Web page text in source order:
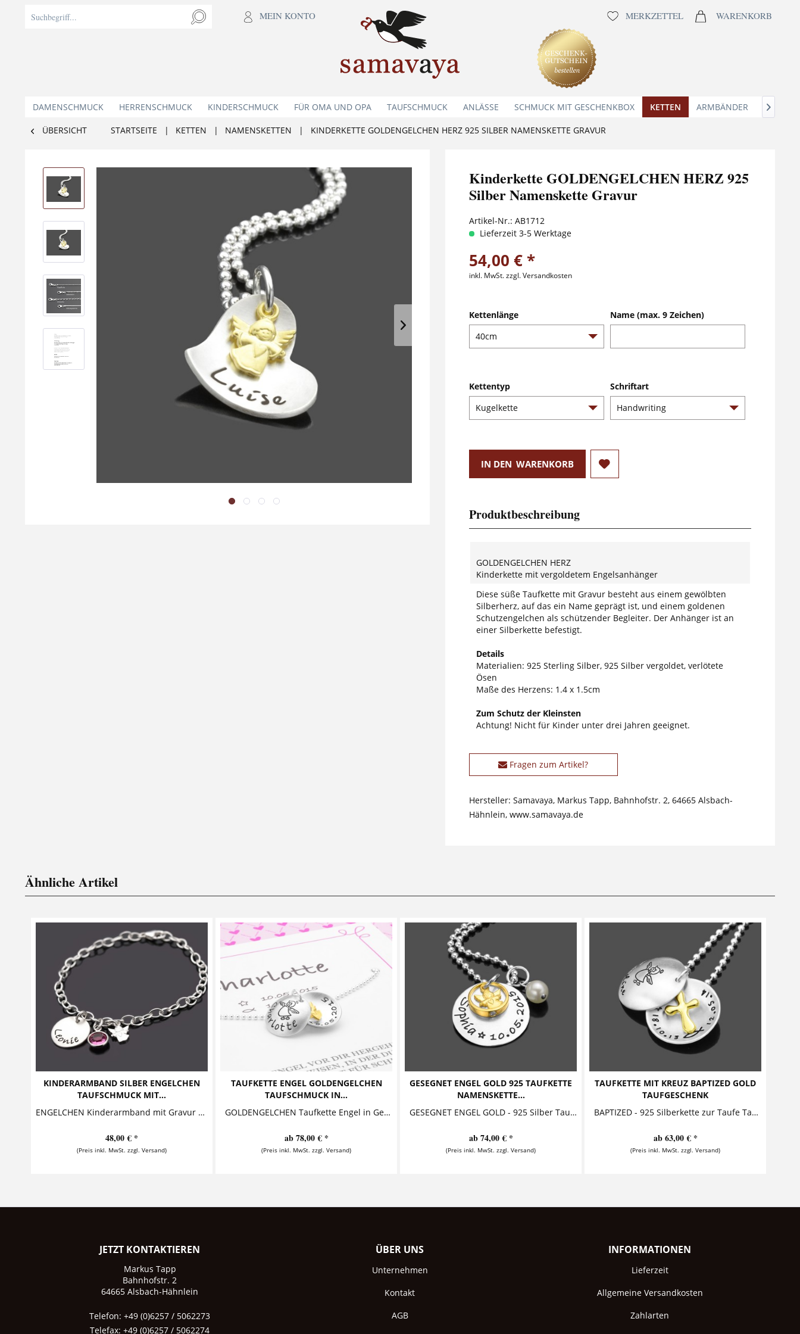
MEIN KONTO MERKZETTEL WARENKORB
DAMENSCHMUCK HERRENSCHMUCK KINDERSCHMUCK FÜR OMA UND OPA TAUFSCHMUCK ANLÄSSE SCHMUCK MIT GESCHENKBOX KETTEN ARMBÄNDER 
ÜBERSICHT STARTSEITE | KETTEN | NAMENSKETTEN | KINDERKETTE GOLDENGELCHEN HERZ 925 SILBER NAMENSKETTE GRAVUR
Kinderkette GOLDENGELCHEN HERZ 925
Silber Namenskette Gravur
Artikel-Nr.: AB1712
Lieferzeit 3-5 Werktage
54,00 € *
inkl. MwSt.zzgl. Versandkosten
Kettenlänge
Kettentyp
Name (max. 9 Zeichen)
Schriftart
IN DEN WARENKORB
Produktbeschreibung
GOLDENGELCHEN HERZ
Kinderkette mit vergoldetem Engelsanhänger
Diese süße Taufkette mit Gravur besteht aus einem gewölbten
Silberherz, auf das ein Name geprägt ist, und einem goldenen
Schutzengelchen als schützender Begleiter. Der Anhänger ist an
einer Silberkette befestigt.
Details
Materialien: 925 Sterling Silber, 925 Silber vergoldet, verlötete
Ösen
Maße des Herzens: 1.4 x 1.5cm
Zum Schutz der Kleinsten
Achtung! Nicht für Kinder unter drei Jahren geeignet.
Fragen zum Artikel?
Hersteller: Samavaya, Markus Tapp, Bahnhofstr. 2, 64665 Alsbach-
Hähnlein, www.samavaya.de
Ähnliche Artikel
KINDERARMBAND SILBER ENGELCHEN
TAUFSCHMUCK MIT...
ENGELCHEN Kinderarmband mit Gravur Dieses entzückernde Kinderarmband besteht aus einem personalisierten Silberanhänger und einem niedlichen Engelchen....
48,00 € *
(Preis inkl. MwSt. zzgl. Versand)
TAUFKETTE ENGEL GOLDENGELCHEN
TAUFSCHMUCK IN...
GOLDENGELCHEN Taufkette Engel in Geschenkkarton Diese bezaubernde Taufkette mit Gravur besteht aus einem personalisierten Anhänger, in dessen...
ab 78,00 € *
(Preis inkl. MwSt. zzgl. Versand)
GESEGNET ENGEL GOLD 925 TAUFKETTE
NAMENSKETTE...
GESEGNET ENGEL GOLD - 925 Silber Taufkette Taufschmuck mit Gravur Anhänger Schutzengel Taufring Perle Diese zauberhafte Taufkette mit Gravur...
ab 74,00 € *
(Preis inkl. MwSt. zzgl. Versand)
TAUFKETTE MIT KREUZ BAPTIZED GOLD
TAUFGESCHENK
BAPTIZED - 925 Silberkette zur Taufe Taufschmuck mit Gravur und Kreuz Taufkette bestehend aus zwei gewölbten Buttons an einer Silberkette....
ab 63,00 € *
(Preis inkl. MwSt. zzgl. Versand)
JETZT KONTAKTIEREN
Markus Tapp
Bahnhofstr. 2
64665 Alsbach-Hähnlein
Telefon: +49 (0)6257 / 5062273
Telefax: +49 (0)6257 / 5062274
ÜBER UNS
Unternehmen
Kontakt
AGB
INFORMATIONEN
Lieferzeit
Allgemeine Versandkosten
Zahlarten